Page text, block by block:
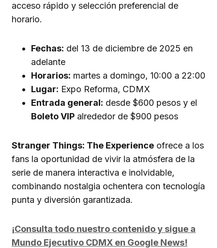
acceso rápido y selección preferencial de
horario.
Fechas: del 13 de diciembre de 2025 en
adelante
Horarios: martes a domingo, 10:00 a 22:00
Lugar: Expo Reforma, CDMX
Entrada general: desde $600 pesos y el
Boleto VIP alrededor de $900 pesos
Stranger Things: The Experience ofrece a los
fans la oportunidad de vivir la atmósfera de la
serie de manera interactiva e inolvidable,
combinando nostalgia ochentera con tecnología
punta y diversión garantizada.
¡Consulta todo nuestro contenido y sigue a
Mundo Ejecutivo CDMX en Google News!